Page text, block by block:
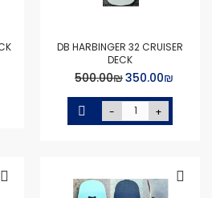
DB HARBINGER 32 CRUISER
DECK
Special
₪‏350.00
₪‏500.00
- +